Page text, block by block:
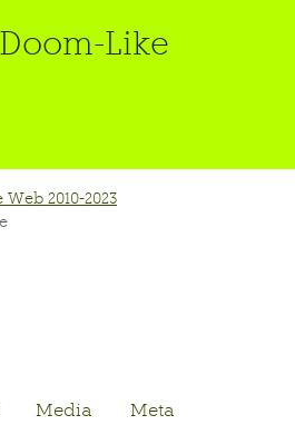
Like
Web 2010-2023
Media Meta